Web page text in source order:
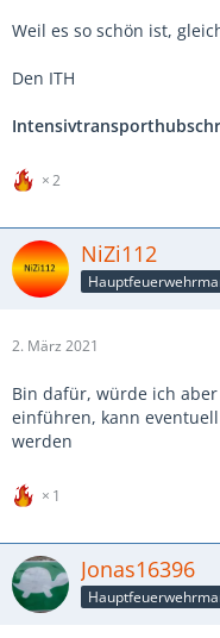
Weil es so schön ist,
Den ITH
2
NiZi112
2. März 2021
Bin dafür, würde ich aber
einführen, kann
werden
1
Jonas16396